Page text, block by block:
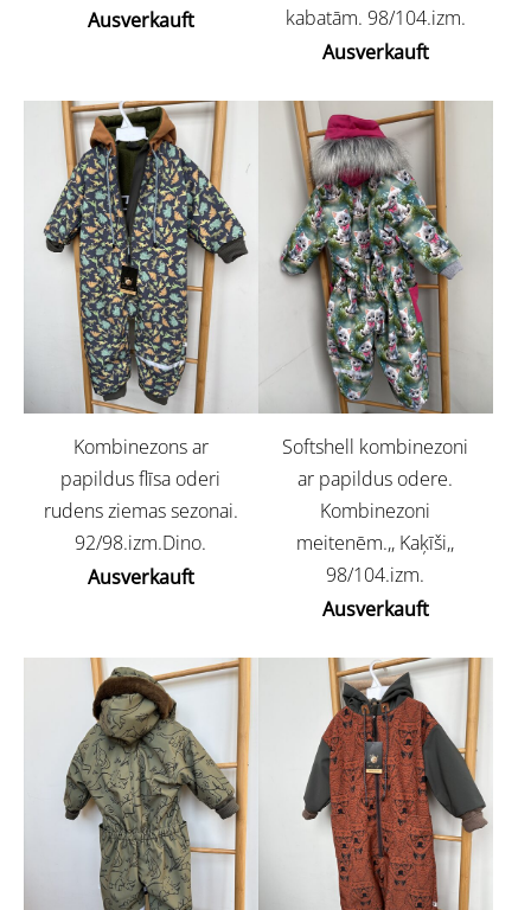
Ausverkauft
kabatām. 98/104.izm.
Ausverkauft
Kombinezons ar
papildus flīsa oderi
rudens ziemas sezonai.
92/98.izm.Dino.
Ausverkauft
Softshell kombinezoni
ar papildus odere.
Kombinezoni
meitenēm.,, Kaķīši,,
98/104.izm.
Ausverkauft